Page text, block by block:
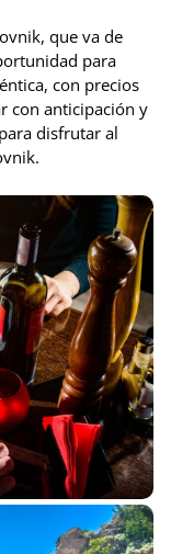
que va de
para
con precios
con anticipación y
disfrutar al